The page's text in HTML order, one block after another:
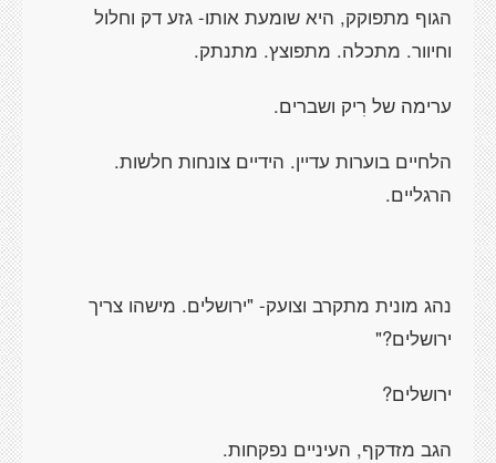
הגוף מתפוקק, היא שומעת אותו- גזע דק וחלול
וחיוור. מתכלה. מתפוצץ. מתנתק.
ערימה של רִיק ושברים.
הלחיים בוערות עדיין. הידיים צונחות חלשות.
הרגליים.
נהג מונית מתקרב וצועק- "ירושלים. מישהו צריך
ירושלים?"
ירושלים?
הגב מזדקף, העיניים נפקחות.